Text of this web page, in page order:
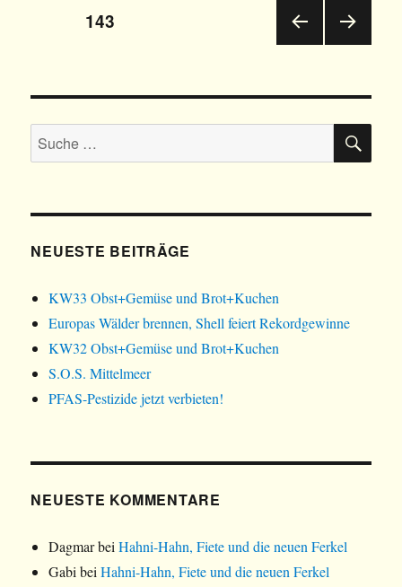
Beitrags-
SEIT
E
143
E
Suche
nach:
NEUESTE BEITRÄGE
KW33 Obst+Gemüse und Brot+Kuchen
Europas Wälder brennen, Shell feiert Rekordgewinne
KW32 Obst+Gemüse und Brot+Kuchen
S.O.S. Mittelmeer
PFAS-Pestizide jetzt verbieten!
NEUESTE KOMMENTARE
DagmarbeiHahni-Hahn, Fiete und die neuen Ferkel
Gabi beiHahni-Hahn, Fiete und die neuen Ferkel